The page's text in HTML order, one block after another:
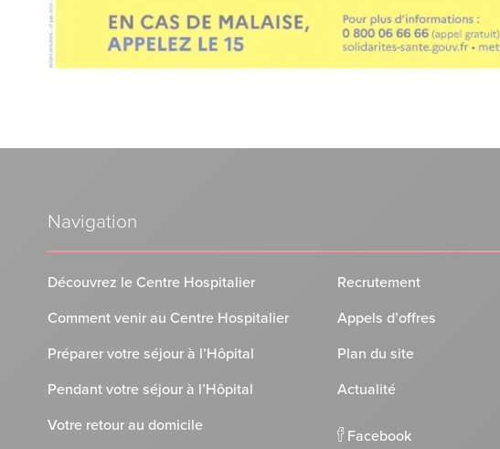
Navigation
Découvrez le Centre Hospitalier
Comment venir au Centre Hospitalier
Préparer votre séjour à l’Hôpital
Pendant votre séjour à l’Hôpital
Votre retour au domicile
Recrutement
Appels d’offres
Plan du site
Actualité
Facebook